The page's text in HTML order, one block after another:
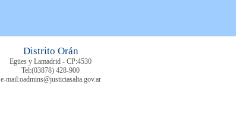
Distrito Orán
Egües y Lamadrid - CP:4530
Tel:(03878)428-900
e-mail:oadmins@justiciasalta.gov.ar